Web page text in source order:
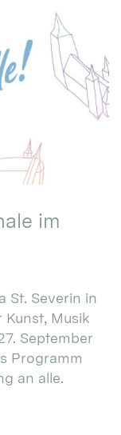
im
St. Severin in
Musik
September
Programm
an alle.